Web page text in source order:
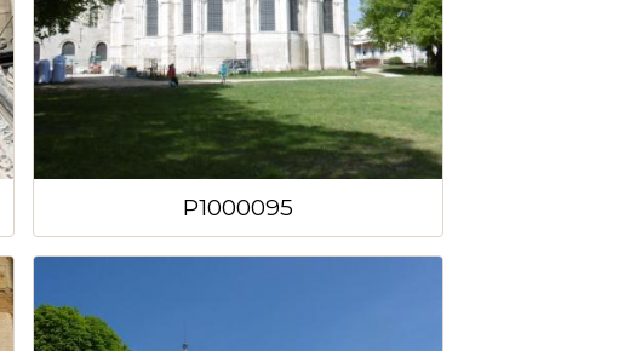
P1000095